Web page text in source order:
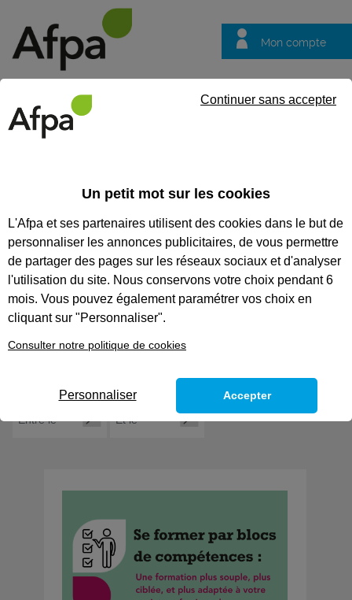
Mon compte
questions
ACTUALITÉS
Recherchez une actualité
Tout supprimer
Un petit mot sur les cookies
L'Afpa et ses partenaires utilisent des cookies dans le but de
personnaliser les annonces publicitaires, de vous permettre
de partager des pages sur les réseaux sociaux et d'analyser
l'utilisation du site. Nous conservons votre choix pendant 6
mois. Vous pouvez également paramétrer vos choix en
cliquant sur "Personnaliser".
Consulter notre politique de cookies
Continuer sans accepter
Personnaliser Accepter